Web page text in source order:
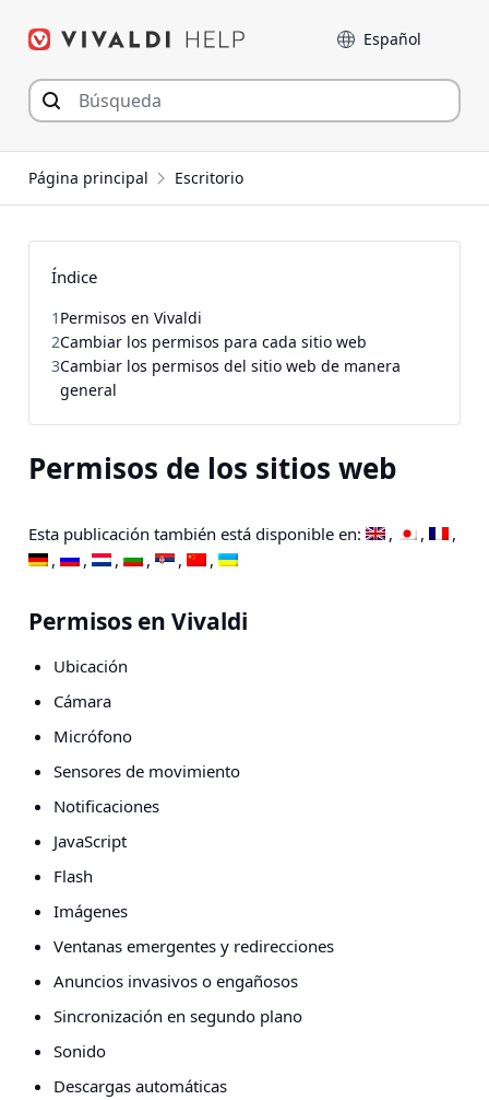
Language
Página principal Escritorio
Permisos de los sitios web
Esta publicación también está disponible en:
Permisos en Vivaldi
Ubicación
Cámara
Micrófono
Sensores de movimiento
Notificaciones
JavaScript
Flash
Imágenes
Ventanas emergentes y redirecciones
Anuncios invasivos o engañosos
Sincronización en segundo plano
Sonido
Descargas automáticas
Índice
1 Permisos en Vivaldi
2Cambiar los permisos para cada sitio web
3Cambiar los permisos del sitio web de manera
general